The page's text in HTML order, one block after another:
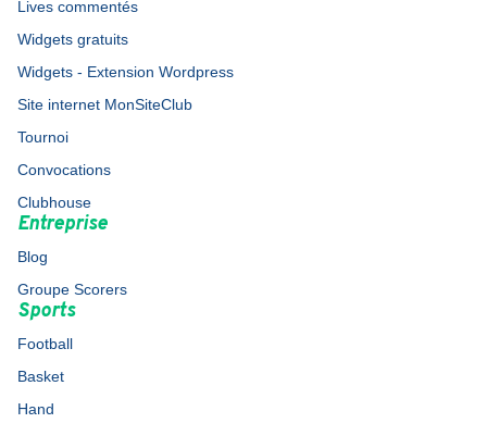
Lives commentés
Widgets gratuits
Widgets - Extension Wordpress
Site internet MonSiteClub
Tournoi
Convocations
Clubhouse
Entreprise
Blog
Groupe Scorers
Sports
Football
Basket
Hand